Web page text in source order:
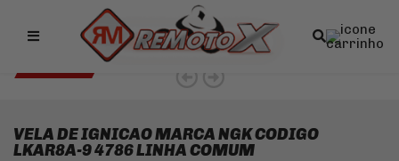
Remotox
10% OFF NO PIX
VELA DE IGNICAO MARCA NGK CODIGO
LKAR8A-9 4786 LINHA COMUM